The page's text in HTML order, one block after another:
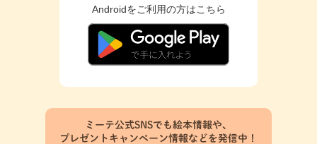
Androidをご利用の方はこちら
ミーテ公式SNSでも絵本情報や、
プレゼントキャンペーン情報などを発信中！